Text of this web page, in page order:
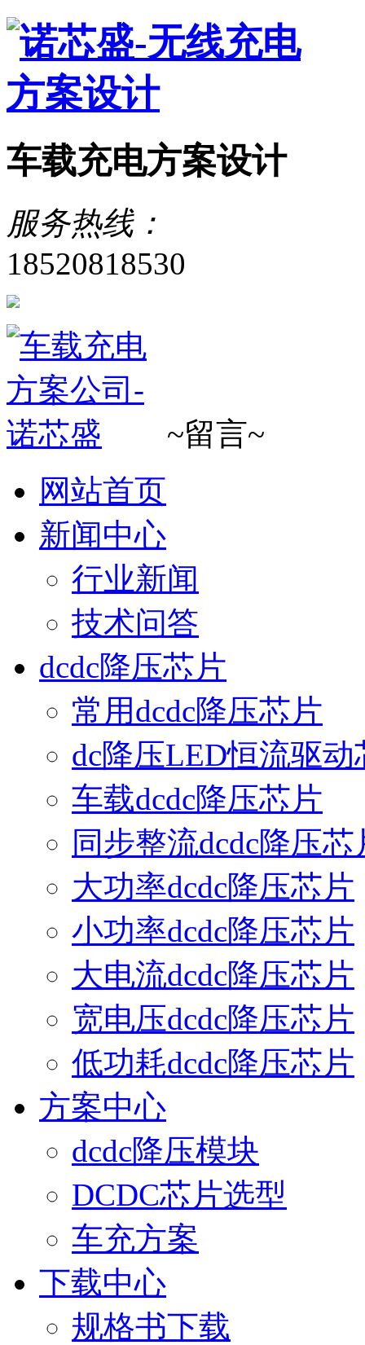
车载充电方案设计
服务热线：
18520818530
~留言~
网站首页
新闻中心
行业新闻
技术问答
dcdc降压芯片
常用dcdc降压芯片
dc降压LED恒流驱动
车载dcdc降压芯片
同步整流dcdc降压芯
大功率dcdc降压芯片
小功率dcdc降压芯片
大电流dcdc降压芯片
宽电压dcdc降压芯片
低功耗dcdc降压芯片
方案中心
dcdc降压模块
DCDC芯片选型
车充方案
下载中心
规格书下载